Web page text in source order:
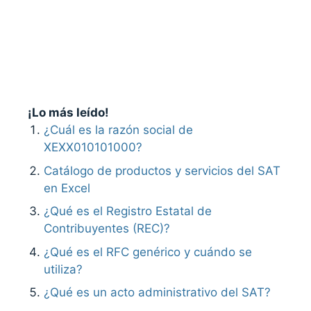
¡Lo más leído!
¿Cuál es la razón social de
XEXX010101000?
Catálogo de productos y servicios del SAT
en Excel
¿Qué es el Registro Estatal de
Contribuyentes (REC)?
¿Qué es el RFC genérico y cuándo se
utiliza?
¿Qué es un acto administrativo del SAT?